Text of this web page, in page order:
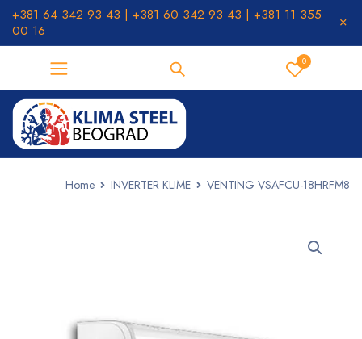
+381 64 342 93 43 | +381 60 342 93 43 | +381 11 355
00 16
0
Home INVERTER KLIME VENTING VSAFCU-18HRFM8